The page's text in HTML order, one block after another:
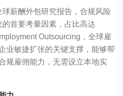
薪酬外包研究报告，合规风险
首要考量因素，占比高达
Outsourcing，全球雇
业敏捷扩张的关键支撑，能够帮
规雇佣能力，无需设立本地实